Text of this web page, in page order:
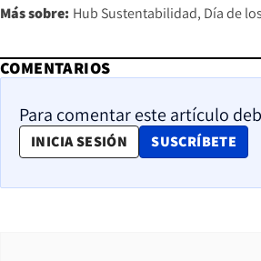
Más sobre: Hub Sustentabilidad Día de
COMENTARIOS
Para comentar este artículo
INICIA SESIÓN SUSCRÍBETE
OPENS IN NEW